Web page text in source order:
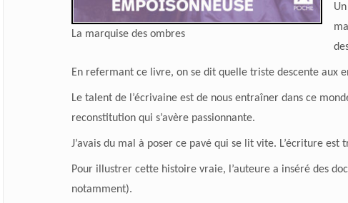
La marquise des ombres
En refermant ce livre, on se dit quelle triste descente aux
Le talent de l’écrivaine est de nous entraîner dans ce
reconstitution qui s’avère passionnante.
J’avais du mal à poser ce pavé qui se lit vite. L’écriture est
Pour illustrer cette histoire vraie, l’auteure a inséré des
notamment).